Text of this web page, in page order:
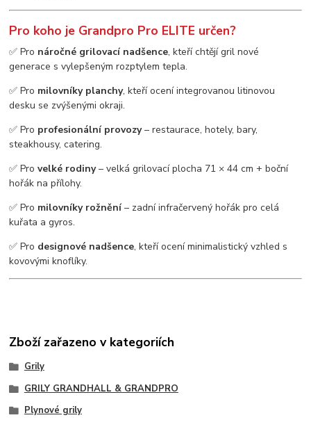
Pro koho je Grandpro Pro ELITE určen?
✅ Pro náročné grilovací nadšence, kteří chtějí gril nové
generace s vylepšeným rozptylem tepla.
✅ Pro milovníky planchy, kteří ocení integrovanou litinovou
desku se zvýšenými okraji.
✅ Pro profesionální provozy– restaurace, hotely, bary,
steakhousy, catering.
✅ Provelké rodiny– velká grilovací plocha 71 × 44 cm + boční
hořák na přílohy.
✅ Pro milovníky rožnění– zadní infračervený hořák pro celá
kuřata a gyros.
✅ Pro designové nadšence, kteří ocení minimalistický vzhled s
kovovými knoflíky.
Zboží zařazeno v kategoriích
Grily
GRILY GRANDHALL & GRANDPRO
Plynové grily